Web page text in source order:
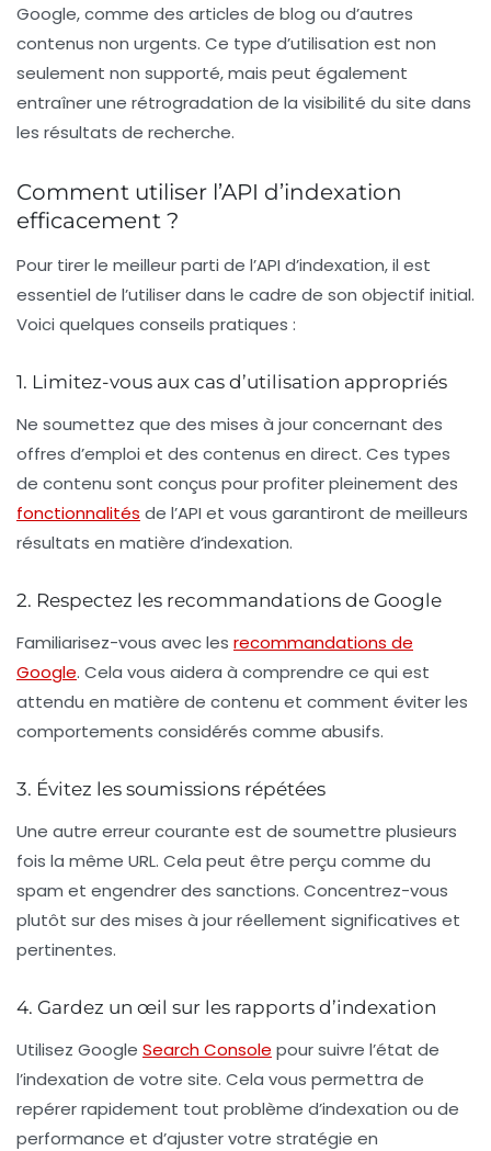
Google, comme des articles de blog ou d’autres
contenus non urgents. Ce type d’utilisation est non
seulement non supporté, mais peut également
entraîner une rétrogradation de la visibilité du site dans
les résultats de recherche.
Comment utiliser l’API d’indexation
efficacement ?
Pour tirer le meilleur parti de l’API d’indexation, il est
essentiel de l’utiliser dans le cadre de son objectif initial.
Voici quelques conseils pratiques :
1. Limitez-vous aux cas d’utilisation appropriés
Ne soumettez que des mises à jour concernant des
offres d’emploi et des contenus en direct. Ces types
de contenu sont conçus pour profiter pleinement des
fonctionnalités de l’API et vous garantiront de meilleurs
résultats en matière d’indexation.
2. Respectez les recommandations de Google
Familiarisez-vous avec les recommandations de
Google. Cela vous aidera à comprendre ce qui est
attendu en matière de contenu et comment éviter les
comportements considérés comme abusifs.
3. Évitez les soumissions répétées
Une autre erreur courante est de soumettre plusieurs
fois la même URL. Cela peut être perçu comme du
spam et engendrer des sanctions. Concentrez-vous
plutôt sur des mises à jour réellement significatives et
pertinentes.
4. Gardez un œil sur les rapports d’indexation
Utilisez Google Search Console pour suivre l’état de
l’indexation de votre site. Cela vous permettra de
repérer rapidement tout problème d’indexation ou de
performance et d’ajuster votre stratégie en